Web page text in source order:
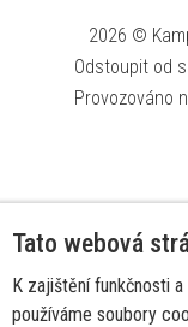
2026 ©
Odstoupit od
Provozováno
Tato webová
K zajištění funkčnosti
používáme soubory